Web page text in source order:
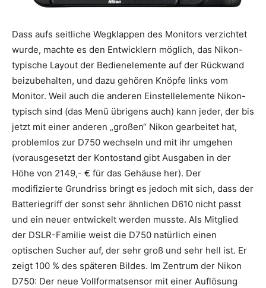
Dass aufs seitliche Wegklappen des Monitors verzichtet
wurde, machte es den Entwicklern möglich, das Nikon-
typische Layout der Bedienelemente auf der Rückwand
beizubehalten, und dazu gehören Knöpfe links vom
Monitor. Weil auch die anderen Einstellelemente Nikon-
typisch sind (das Menü übrigens auch) kann jeder, der bis
jetzt mit einer anderen „großen“ Nikon gearbeitet hat,
problemlos zur D750 wechseln und mit ihr umgehen
(vorausgesetzt der Kontostand gibt Ausgaben in der
Höhe von 2149,- € für das Gehäuse her). Der
modifizierte Grundriss bringt es jedoch mit sich, dass der
Batteriegriff der sonst sehr ähnlichen D610 nicht passt
und ein neuer entwickelt werden musste. Als Mitglied
der DSLR-Familie weist die D750 natürlich einen
optischen Sucher auf, der sehr groß und sehr hell ist. Er
zeigt 100 % des späteren Bildes. Im Zentrum der Nikon
D750: Der neue Vollformatsensor mit einer Auflösung